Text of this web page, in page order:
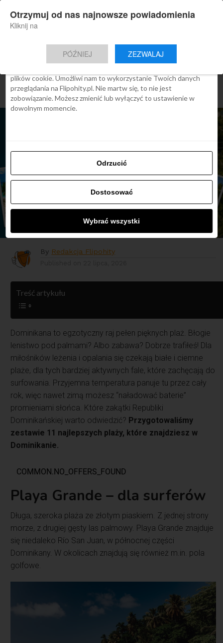
Nowa aplikacja Flipohity
Aktualne wiadomości, artykuły, TOP
Instalacja
Dominikana: 11 najlepszych
plaży, loty od 2299 zł
By Redakcja Flipohity
Treść artykułu
Dominikana to egzotyczny raj pełen pięknych plaż. Błogie
lenistwo pod palmami? Albo zabawa? Dobrze trafiłeś! Dla
miłośników leżenia i opalania się czekają białe i ciemne
plaże, dla tych bardziej aktywnych fale, które zachęcają do
surfowania. Przyjemna temperatura panuje tu przez cały
rok, więc nawet zimą możesz “naładować baterie”
promieniami słońca. Które zakątki Republiki
Dominikańskiej warto odwiedzić? Przygotowaliśmy
zestawie 11 najlepszych plaży, które znajdziesz w
Dominikanie.
Playa Grande – dla surferów
Długa, szeroka plaża ze złotym piaskiem. Z jednej strony
morze, z drugiej gęsty las palmowy. Playa Grande znajduje
się niedaleko Río San Juan, w północnej części
Dominikany. W okolicach znajdują się również m.in. pola
golfowe.
Zgoda Szczegóły O cookies
Ta strona używa plików cookies
We Flipo robimy wszystko, aby pokazać Ci tylko te treści, które
plików cookie. Umożliwi nam to wykorzystanie Twoich danych
przeglądania na Flipohity.pl. Nie martw się, to nie jest
zobowiązanie. Możesz zmienić lub wyłączyć to ustawienie w
dowolnym momencie.
Odrzucić
Dostosować
Wybrać wszystki
Otrzymuj od nas najnowsze powiadomienia
Kliknij na
PÓŹNIEJ ZEZWALAJ